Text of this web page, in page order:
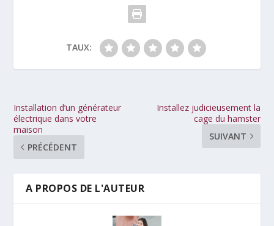
TAUX:
Installation d’un générateur
électrique dans votre
maison
PRÉCÉDENT
Installez judicieusement la
cage du hamster
SUIVANT
A PROPOS DE L'AUTEUR